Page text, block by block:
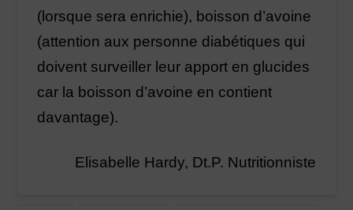
(lorsque sera enrichie), boisson d’avoine
(attention aux personne diabétiques qui
doivent surveiller leur apport en glucides
car la boisson d’avoine en contient
davantage).
Elisabelle Hardy, Dt.P. Nutritionniste